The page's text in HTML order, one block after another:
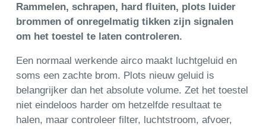
Rammelen, schrapen, hard fluiten, plots luider
brommen of onregelmatig tikken zijn signalen
om het toestel te laten controleren.
Een normaal werkende airco maakt luchtgeluid en
soms een zachte brom. Plots nieuw geluid is
belangrijker dan het absolute volume. Zet het toestel
niet eindeloos harder om hetzelfde resultaat te
halen, maar controleer filter, luchtstroom, afvoer,